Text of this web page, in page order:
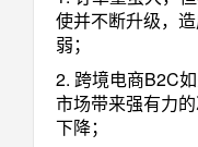
使并不断升级，
弱；
2. 跨境电商B2C
市场带来强有力
下降；